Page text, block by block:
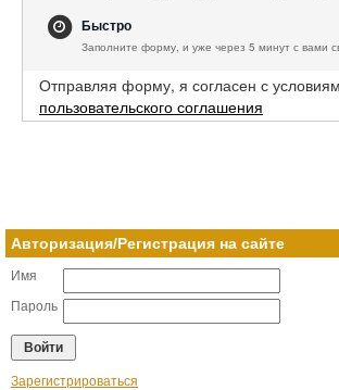
Быстро
Заполните форму, и уже через 5 минут с вами
Отправляя форму, я согласен с
пользовательского соглашения
Авторизация/Регистрация на сайте
Имя
Пароль
Зарегистрироваться